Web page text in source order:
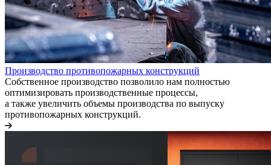
Производство противопожарных конструкций
Собственное производство позволило нам полностью
оптимизировать производственные процессы,
а также увеличить объемы производства по выпуску
противопожарных конструкций.